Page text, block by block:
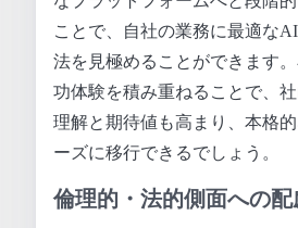
ことで、自社の業務に最適な
法を見極めることができます
功体験を積み重ねることで、
理解と期待値も高まり、本格
ーズに移行できるでしょう。
倫理的・法的側面への配